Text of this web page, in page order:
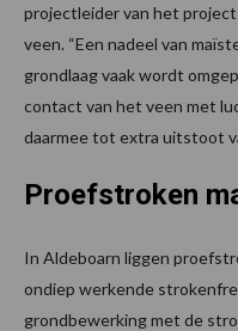
projectleider van het
veen. “Een nadeel van
grondlaag vaak wordt
contact van het veen met
daarmee tot extra uitstoot
Proefstroken
In Aldeboarn liggen
ondiep werkende
grondbewerking met de